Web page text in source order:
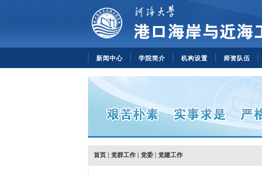
新闻中心 学院简介 机构设置 师资队伍
首页 党群工作 党委 党建工作